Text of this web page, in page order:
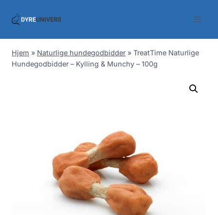
Hjem » Naturlige hundegodbidder » TreatTime Naturlige
Hundegodbidder – Kylling & Munchy – 100g